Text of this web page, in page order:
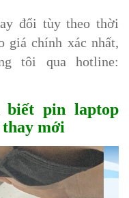
đổi tùy theo thời
giá chính xác nhất,
tôi qua hotline:
biết pin laptop
mới